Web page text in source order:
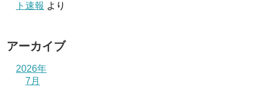
ト速報 より
アーカイブ
2026年
7月